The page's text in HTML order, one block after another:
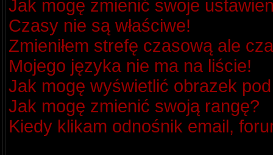
Jak mogę zmienić swoje
Czasy nie są właściwe!
Zmieniłem strefę czasową ale
Mojego języka nie ma na liście!
Jak mogę wyświetlić obrazek
Jak mogę zmienić swoją rangę?
Kiedy klikam odnośnik email,